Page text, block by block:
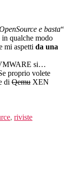
e basta“
in qualche modo
mi aspetti da una
si…
proprio volete
di Qemu XEN
, riviste